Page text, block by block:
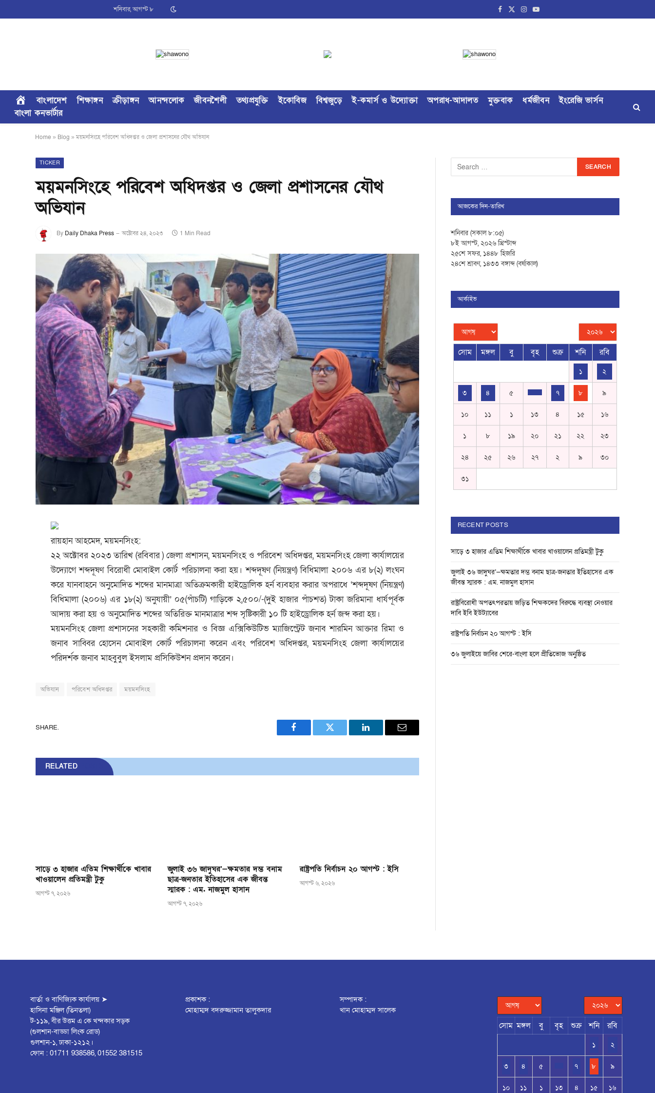
শনিবার, আগস্ট ৮ Facebook
X
Instagram
YouTube
বাংলাদেশ শিক্ষাঙ্গন ক্রীড়াঙ্গন আনন্দলোক জীবনশৈলী তথ্যপ্রযুক্তি ইকোবিজ বিশ্বজুড়ে ই-কমার্স ও উদ্যোক্তা অপরাধ-আদালত মুক্তবাক ধর্মজীবন
ইংরেজি ভার্সন
বাংলা কনভার্টার
Home » Blog »ময়মনসিংহে পরিবেশ অধিদপ্তর ও জেলা প্রশাসনের যৌথ অভিযান
TICKER
ময়মনসিংহে পরিবেশ অধিদপ্তর ও জেলা প্রশাসনের যৌথ
অভিযান
By Daily Dhaka Press অক্টোবর ২৪, ২০২৩ 1 Min Read
রায়হান আহমেদ, ময়মনসিংহ:
২২ অক্টোবর ২০২৩ তারিখ (রবিবার ) জেলা প্রশাসন, ময়মনসিংহ ও পরিবেশ অধিদপ্তর, ময়মনসিংহ জেলা কার্যালয়ের
উদ্যোগে শব্দদূষণ বিরোধী মোবাইল কোর্ট পরিচালনা করা হয়। শব্দদূষণ (নিয়ন্ত্রণ) বিধিমালা ২০০৬ এর ৮(২) লংঘন
করে যানবাহনে অনুমোদিত শব্দের মানমাত্রা অতিক্রমকারী হাইড্রোলিক হর্ন ব্যবহার করার অপরাধে ‘শব্দদূষণ (নিয়ন্ত্রণ)
বিধিমালা (২০০৬) এর ১৮(২) অনুযায়ী’ ০৫(পাঁচটি) গাড়িকে ২,৫০০/-(দুই হাজার পাঁচশত) টাকা জরিমানা ধার্যপূর্বক
আদায় করা হয় ও অনুমোদিত শব্দের অতিরিক্ত মানমাত্রার শব্দ সৃষ্টিকারী ১০ টি হাইড্রোলিক হর্ন জব্দ করা হয়।
ময়মনসিংহ জেলা প্রশাসনের সহকারী কমিশনার ও বিজ্ঞ এক্সিকিউটিভ ম্যাজিস্ট্রেট জনাব শারমিন আক্তার রিমা ও
জনাব সাব্বির হোসেন মোবাইল কোর্ট পরিচালনা করেন এবং পরিবেশ অধিদপ্তর, ময়মনসিংহ জেলা কার্যালয়ের
পরিদর্শক জনাব মাহবুবুল ইসলাম প্রসিকিউশন প্রদান করেন।
অভিযান পরিবেশ অধিদপ্তর ময়মনসিংহ
SHARE.
FacebookTwitter LinkedIn Email
RELATED
সাড়ে ৩ হাজার এতিম শিক্ষার্থীকে খাবার
খাওয়ালেন প্রতিমন্ত্রী টুকু
আগস্ট ৭, ২০২৬
জুলাই ৩৬ জাদুঘর’—ক্ষমতার দম্ভ বনাম
ছাত্র-জনতার ইতিহাসের এক জীবন্ত
স্মারক : এম. নাজমুল হাসান
আগস্ট ৭, ২০২৬
রাষ্ট্রপতি নির্বাচন ২০ আগস্ট : ইসি
আগস্ট ৬, ২০২৬
আজকের দিন-তারিখ
শনিবার (সকাল ৮:০৫)
৮ই আগস্ট, ২০২৬ খ্রিস্টাব্দ
২৫শে সফর, ১৪৪৮ হিজরি
২৪শে শ্রাবণ, ১৪৩৩ বঙ্গাব্দ (বর্ষাকাল)
আর্কাইভ
সোম মঙ্গল বু বৃহ শুক্র শনি রবি
১ ২
৩ ৪ ৫ ৭ ৮ ৯
১০ ১১ ১ ১৩ ৪ ১৫ ১৬
১ ৮ ১৯ ২০ ২১ ২২ ২৩
২৪ ২৫ ২৬ ২৭ ২ ৯ ৩০
৩১
RECENT POSTS
সাড়ে ৩ হাজার এতিম শিক্ষার্থীকে খাবার খাওয়ালেন প্রতিমন্ত্রী টুকু
জুলাই ৩৬ জাদুঘর’—ক্ষমতার দম্ভ বনাম ছাত্র-জনতার ইতিহাসের এক
জীবন্ত স্মারক : এম. নাজমুল হাসান
রাষ্ট্রবিরোধী অপতৎপরতায় জড়িত শিক্ষকদের বিরুদ্ধে ব্যবস্থা নেওয়ার
দাবি ইবি ইউট্যাবের
রাষ্ট্রপতি নির্বাচন ২০ আগস্ট : ইসি
৩৬ জুলাইয়ে জাবির শেরে-বাংলা হলে প্রীতিভোজ অনুষ্ঠিত
বার্তা ও বাণিজ্যিক কার্যালয় ➤
হাসিনা মঞ্জিল (তিনতলা)
ট-১১৯, বীর উত্তম এ কে খন্দকার সড়ক
(গুলশান-বাড্ডা লিংক রোড)
গুলশান-১, ঢাকা-১২১২।
ফোন : 01711 938586, 01552 381515
প্রকাশক :
মোহাম্মদ বদরুজ্জামান তালুকদার
সম্পাদক :
খান মোহাম্মদ সালেক
সোম মঙ্গল বু বৃহ শুক্র শনি রবি
১ ২
৩ ৪ ৫ ৭ ৮ ৯
১০ ১১ ১ ১৩ ৪ ১৫ ১৬